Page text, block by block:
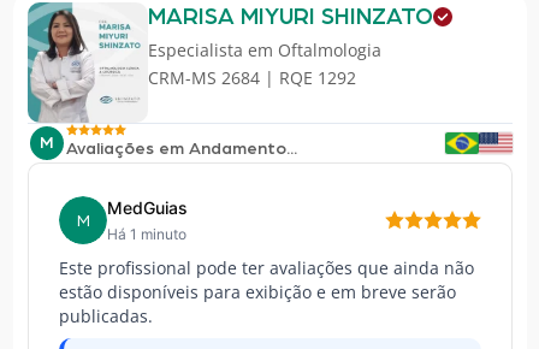
MARISA MIYURI SHINZATO
Especialista em Oftalmologia
CRM-MS 2684 | RQE 1292
M Avaliações em Andamento...
M
MedGuias
Há 1 minuto
Este profissional pode ter avaliações que ainda não
estão disponíveis para exibição e em breve serão
publicadas.